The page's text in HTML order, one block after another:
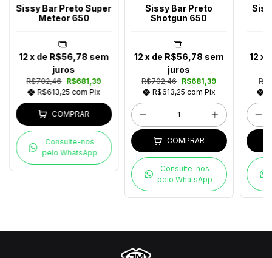
Sissy Bar Preto Super
Meteor 650
R$702,46 R$681,39
R$613,25 com Pix
12x de R$56,78 sem
juros
COMPRAR
Consulte-nos
pelo WhatsApp
Sissy Bar Preto
Shotgun 650
R$702,46 R$681,39
R$613,25com Pix
12 x de R$56,78 sem
juros
COMPRAR
Consulte-nos
pelo WhatsApp
12 x